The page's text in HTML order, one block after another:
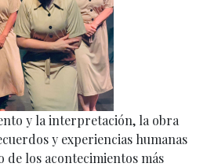
y la interpretación, la obra
y experiencias humanas
de los acontecimientos más